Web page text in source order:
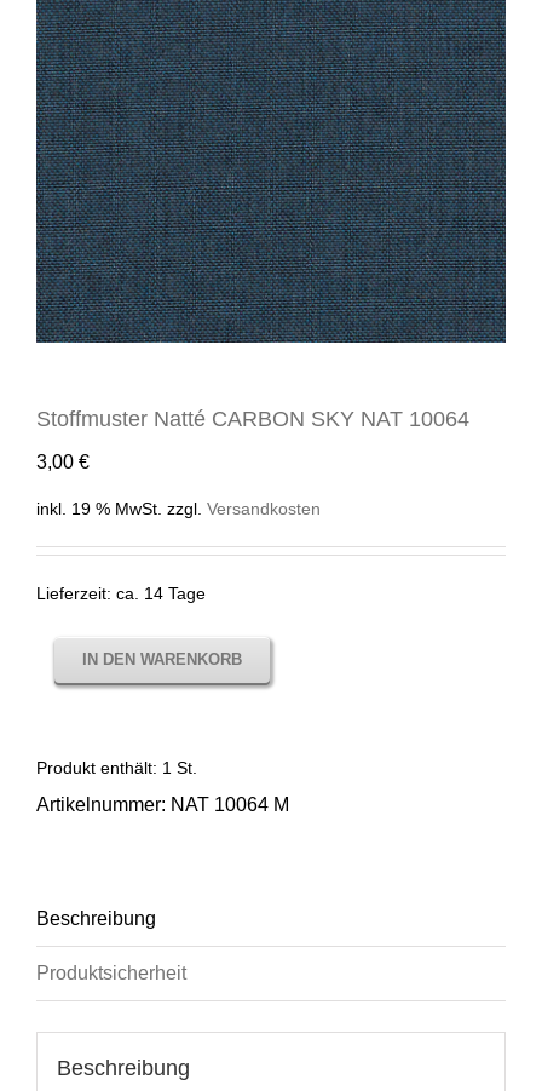
Stoffmuster Natté CARBON SKY NAT 10064
3,00 €
inkl. 19 % MwSt. zzgl. Versandkosten
Lieferzeit: ca. 14 Tage
IN DEN WARENKORB
Produkt enthält: 1 St.
Artikelnummer: NAT 10064 M
Beschreibung
Produktsicherheit
Beschreibung